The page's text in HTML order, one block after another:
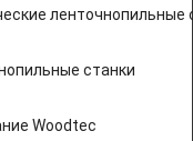
ленточнопильные
станки
Woodtec